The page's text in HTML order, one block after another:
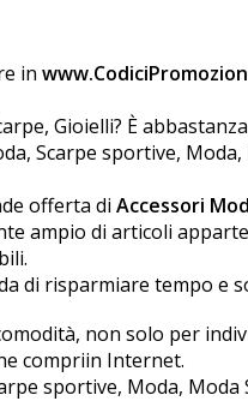
in
Gioielli? È
Scarpe sportive,
offerta di Accessori
ampio di articoli
di risparmiare tempo e
non solo per
compriin Internet.
sportive, Moda, Moda